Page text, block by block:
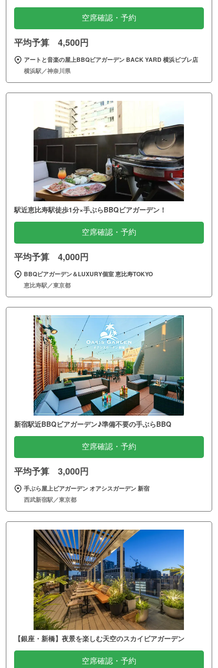
空席確認・予約
平均予算 4,500円
アートと音楽の屋上BBQビアガーデン BACK YARD 横浜ビブレ店
横浜駅／神奈川県
駅近恵比寿駅徒歩1分×手ぶらBBQビアガーデン！
空席確認・予約
平均予算 4,000円
BBQビアガーデン＆LUXURY個室 恵比寿TOKYO
恵比寿駅／東京都
新宿駅近BBQビアガーデン♪準備不要の手ぶらBBQ
空席確認・予約
平均予算 3,000円
手ぶら屋上ビアガーデン オアシスガーデン 新宿
西武新宿駅／東京都
【銀座・新橋】夜景を楽しむ天空のスカイビアガーデン
空席確認・予約